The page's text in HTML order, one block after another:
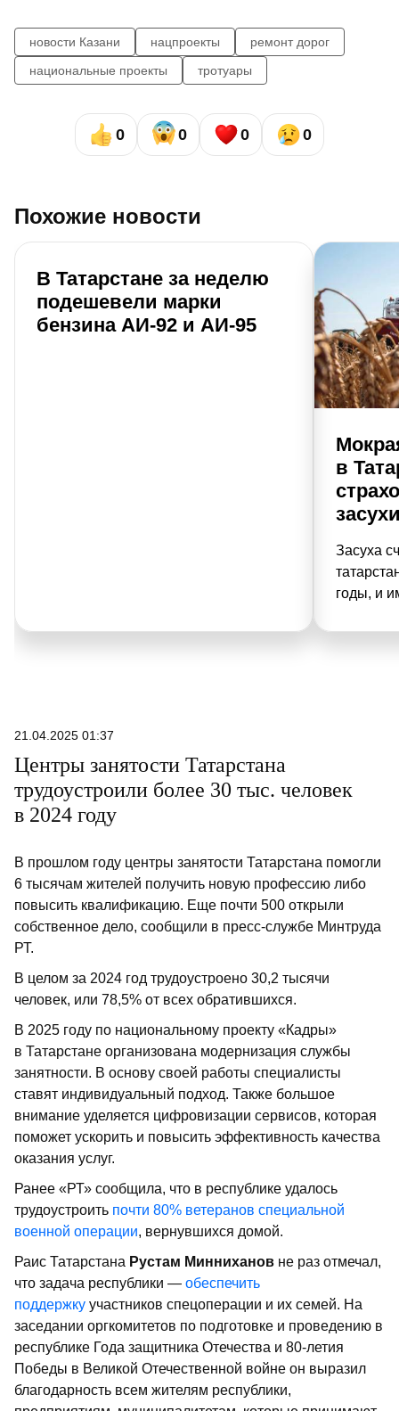
новости Казани нацпроекты
ремонт дорог
национальные проекты
тротуары
0 0 0 0
Похожие новости
В Татарстане за неделю
подешевели марки
бензина АИ-92 и АИ-95
в
Засуха
годы, и
под
21.04.2025 01:37
Центры занятости Татарстана
трудоустроили более 30 тыс. человек
в 2024 году
В прошлом году центры занятости Татарстана помогли
6 тысячам жителей получить новую профессию либо
повысить квалификацию. Еще почти 500 открыли
собственное дело, сообщили в пресс-службе Минтруда
РТ.
В целом за 2024 год трудоустроено 30,2 тысячи
человек, или 78,5% от всех обратившихся.
В 2025 году по национальному проекту «Кадры»
в Татарстане организована модернизация службы
занятности. В основу своей работы специалисты
ставят индивидуальный подход. Также большое
внимание уделяется цифровизации сервисов, которая
поможет ускорить и повысить эффективность качества
оказания услуг.
Ранее «РТ» сообщила, что в республике удалось
трудоустроить почти 80% ветеранов специальной
военной операции, вернувшихся домой.
Раис Татарстана Рустам Минниханов не раз отмечал,
что задача республики — обеспечить
поддержку участников спецоперации и их семей. На
заседании оргкомитетов по подготовке и проведению в
республике Года защитника Отечества и 80-летия
Победы в Великой Отечественной войне он выразил
благодарность всем жителям республики,